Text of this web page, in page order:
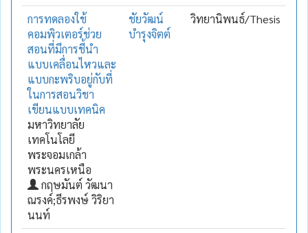
การทดลองใช้
คอมพิวเตอร์ช่วย
สอนที่มีการชี้นำ
แบบเคลื่อนไหวและ
แบบกะพริบอยู่กับที่
ในการสอนวิชา
เขียนแบบเทคนิค
มหาวิทยาลัย
เทคโนโลยี
พระจอมเกล้า
พระนครเหนือ
กฤษมันต์ วัฒนา
ณรงค์;ธีรพงษ์ วิริยา
นนท์
ชัยวัฒน์
บำรุงจิตต์
วิทยานิพนธ์/Thesis